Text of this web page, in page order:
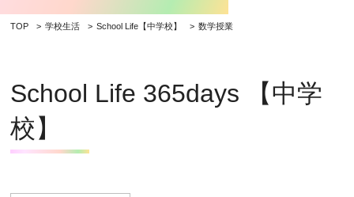
TOP 学校生活 School Life【中学校】 数学授業
School Life 365days 【中学
校】